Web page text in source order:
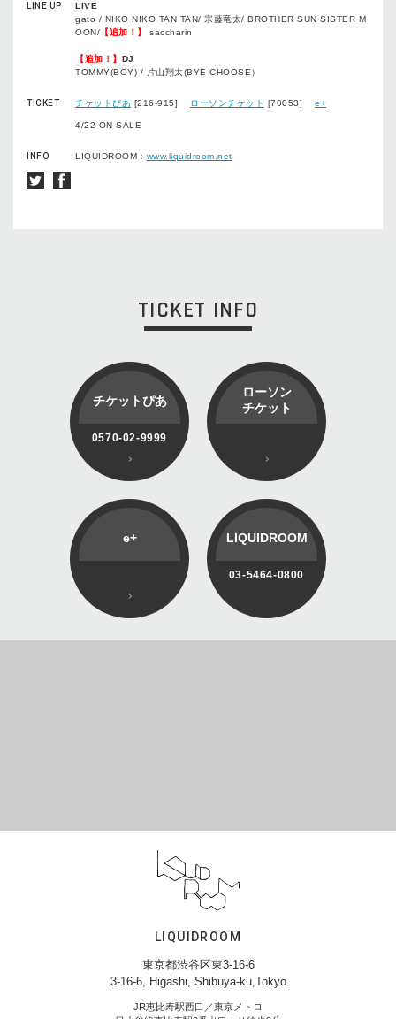
LINE UP
LIVE
gato / NIKO NIKO TAN TAN/ 宗藤竜太/ BROTHER SUN SISTER M
OON/ 【追加！】 saccharin
【追加！】 DJ
TOMMY(BOY) / 片山翔太(BYE CHOOSE）
TICKET チケットぴあ [216-915] ローソンチケット [70053] e+
4/22 ON SALE
INFO LIQUIDROOM： www.liquidroom.net
TICKET INFO
チケットぴあ
0570-02-9999
ローソン
チケット
e+ LIQUIDROOM
03-5464-0800
LIQUIDROOM
東京都渋谷区東3-16-6
3-16-6, Higashi, Shibuya-ku,Tokyo
JR恵比寿駅西口／東京メトロ